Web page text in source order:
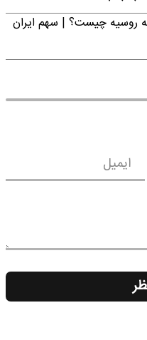
روسیه چیست؟ | سهم ایران
ایمیل